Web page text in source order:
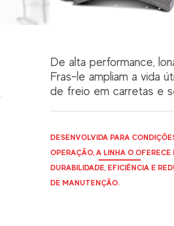
De alta performance,
Fras-le ampliam a vida
de freio em carretas e
DESENVOLVIDA PARA
OPERAÇÃO, A LINHA O OFERECE
DURABILIDADE, EFICIÊNCIA E
DE MANUTENÇÃO.